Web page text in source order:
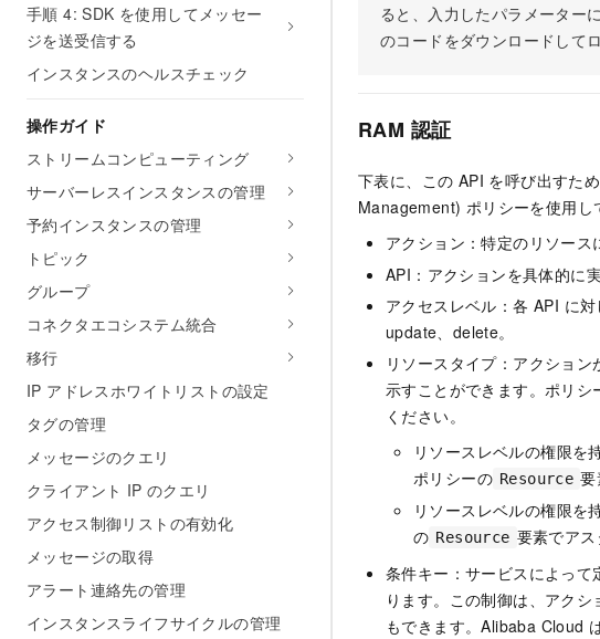
手順 4: SDK を使用してメッセー
ジを送受信する
インスタンスのヘルスチェック
操作ガイド
ストリームコンピューティング
サーバーレスインスタンスの管理
予約インスタンスの管理
トピック
グループ
コネクタエコシステム統合
移行
IP アドレスホワイトリストの設定
タグの管理
メッセージのクエリ
クライアント IP のクエリ
アクセス制御リストの有効化
メッセージの取得
アラート連絡先の管理
インスタンスライフサイクルの管理
ると、入力したパラメーター
のコードをダウンロードして
RAM 認証
下表に、この API を呼び出すた
Management) ポリシーを使用し
アクション：特定のリソー
API：アクションを具体的に
アクセスレベル：各 API に
update、delete。
リソースタイプ：アクショ
示すことができます。ポリ
ください。
リソースレベルの権限を
ポリシーの Resource 要
リソースレベルの権限を
の Resource 要素でア
条件キー：サービスによっ
ります。この制御は、アク
もできます。Alibaba Cloud